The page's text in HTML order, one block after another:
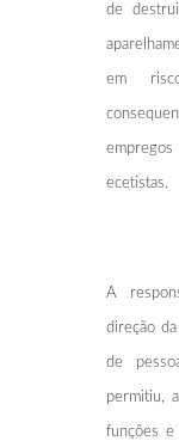
de
em
empregos
ecetistas.
A
direção
de
permitiu,
funções